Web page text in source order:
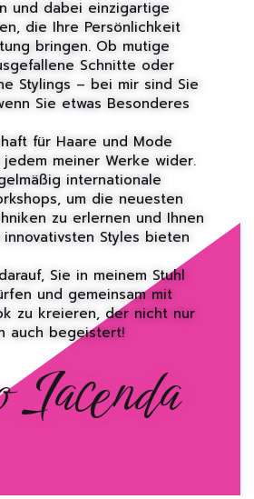
und dabei einzigartige
die Ihre Persönlichkeit
bringen. Ob mutige
Schnitte oder
Stylings – bei mir sind Sie
Sie etwas Besonderes
für Haare und Mode
meiner Werke wider.
internationale
um die neuesten
zu erlernen und Ihnen
Styles bieten
Sie in meinem Stuhl
und gemeinsam mit
zu kreieren, der nicht nur
auch begeistert!